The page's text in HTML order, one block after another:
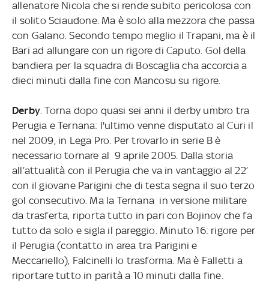
allenatore Nicola che si rende subito pericolosa con
il solito Sciaudone. Ma è solo alla mezzora che passa
con Galano. Secondo tempo meglio il Trapani, ma è il
Bari ad allungare con un rigore di Caputo. Gol della
bandiera per la squadra di Boscaglia cha accorcia a
dieci minuti dalla fine con Mancosu su rigore.
Derby. Torna dopo quasi sei anni il derby umbro tra
Perugia e Ternana: l'ultimo venne disputato al Curi il
nel 2009, in Lega Pro. Per trovarlo in serie B è
necessario tornare al 9 aprile 2005. Dalla storia
all’attualità con il Perugia che va in vantaggio al 22’
con il giovane Parigini che di testa segna il suo terzo
gol consecutivo. Ma la Ternana in versione militare
da trasferta, riporta tutto in pari con Bojinov che fa
tutto da solo e sigla il pareggio. Minuto 16: rigore per
il Perugia (contatto in area tra Parigini e
Meccariello), Falcinelli lo trasforma. Ma è Falletti a
riportare tutto in parità a 10 minuti dalla fine.